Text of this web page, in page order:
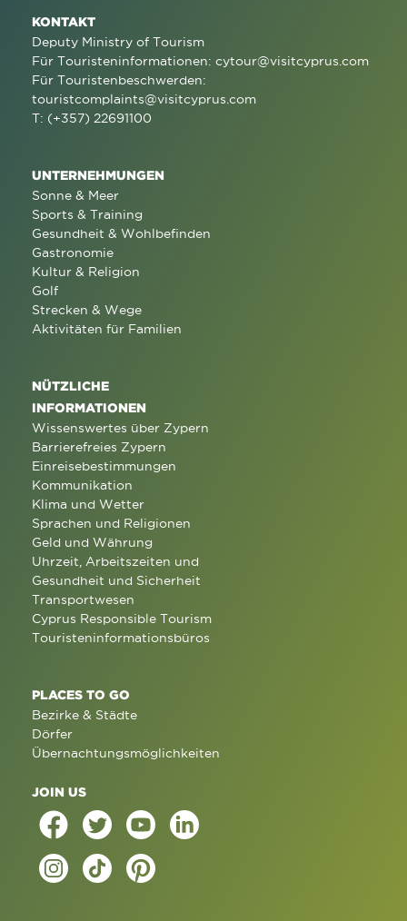
KONTAKT
Deputy Ministry of Tourism
Für Touristeninformationen: cytour@visitcyprus.com
Für Touristenbeschwerden:
touristcomplaints@visitcyprus.com
T: (+357) 22691100
UNTERNEHMUNGEN
Sonne & Meer
Sports & Training
Gesundheit & Wohlbefinden
Gastronomie
Kultur & Religion
Golf
Strecken & Wege
Aktivitäten für Familien
NÜTZLICHE
INFORMATIONEN
Wissenswertes über Zypern
Barrierefreies Zypern
Einreisebestimmungen
Kommunikation
Klima und Wetter
Sprachen und Religionen
Geld und Währung
Uhrzeit, Arbeitszeiten und
Gesundheit und Sicherheit
Transportwesen
Cyprus Responsible Tourism
Touristeninformationsbüros
PLACES TO GO
Bezirke & Städte
Dörfer
Übernachtungsmöglichkeiten
JOIN US